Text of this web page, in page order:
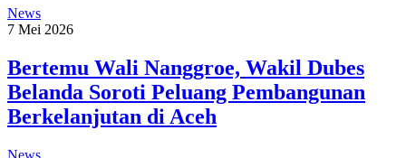
News
7 Mei 2026
Bertemu Wali Nanggroe, Wakil Dubes
Belanda Soroti Peluang Pembangunan
Berkelanjutan di Aceh
News